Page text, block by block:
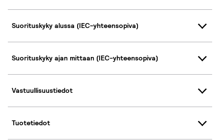
Suorituskyky alussa (IEC-yhteensopiva)
Suorituskyky ajan mittaan (IEC-yhteensopiva)
Vastuullisuustiedot
Tuotetiedot